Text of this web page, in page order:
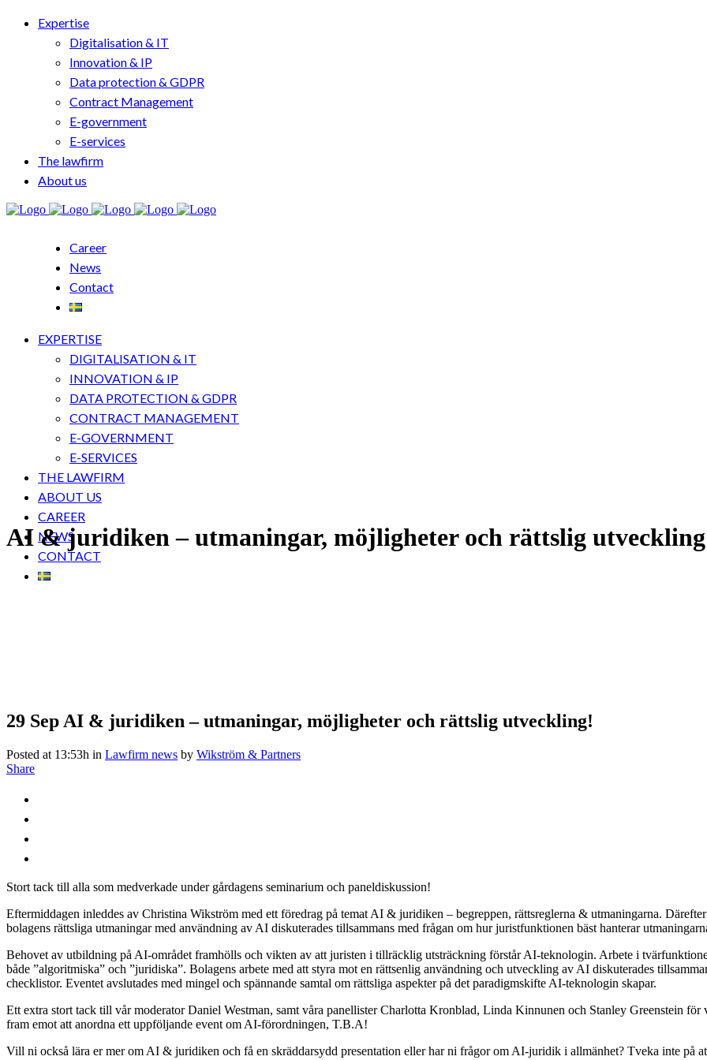
Expertise
Digitalisation & IT
Innovation & IP
Data protection & GDPR
Contract Management
E-government
E-services
The lawfirm
About us
Career
News
Contact
EXPERTISE
DIGITALISATION & IT
INNOVATION & IP
DATA PROTECTION & GDPR
CONTRACT MANAGEMENT
E-GOVERNMENT
E-SERVICES
THE LAWFIRM
ABOUT US
CAREER
NEWS
CONTACT
AI & juridiken – utmaningar, möjligheter och rättslig
29 SepAI & juridiken – utmaningar, möjligheter och rättslig utveckling!
Posted at 13:53h in Lawfirm news by Wikström & Partners
Share
Stort tack till alla som medverkade under gårdagens seminarium och paneldiskussion!
Eftermiddagen inleddes av Christina Wikström med ett föredrag på temat AI & juridiken – begreppen, rättsreglerna & utmaningarna.
bolagens rättsliga utmaningar med användning av AI diskuterades tillsammans med frågan om hur juristfunktionen bäst hanterar
Behovet av utbildning på AI-området framhölls och vikten av att juristen i tillräcklig utsträckning förstår AI-teknologin. Arbete i
både ”algoritmiska” och ”juridiska”. Bolagens arbete med att styra mot en rättsenlig användning och utveckling av AI diskuterades
checklistor. Eventet avslutades med mingel och spännande samtal om rättsliga aspekter på det paradigmskifte AI-teknologin skapar.
Ett extra stort tack till vår moderator Daniel Westman, samt våra panellister Charlotta Kronblad, Linda Kinnunen och Stanley Greenstein
fram emot att anordna ett uppföljande event om AI-förordningen, T.B.A!
Vill ni också lära er mer om AI & juridiken och få en skräddarsydd presentation eller har ni frågor om AI-juridik i allmänhet? Tveka inte på